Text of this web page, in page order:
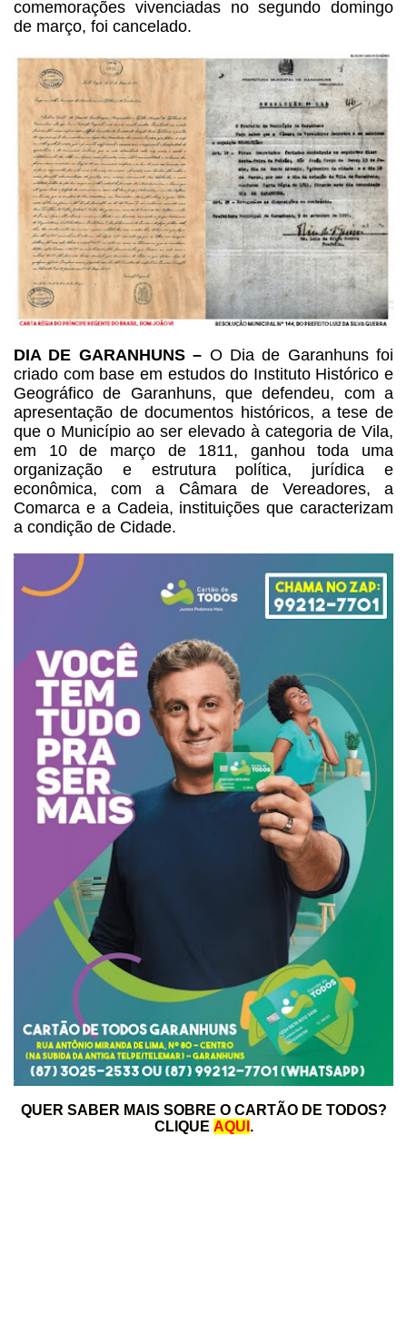
comemorações vivenciadas no segundo domingo
de março, foi cancelado.
DIA DE GARANHUNS – O Dia de Garanhuns foi
criado com base em estudos do Instituto Histórico e
Geográfico de Garanhuns, que defendeu, com a
apresentação de documentos históricos, a tese de
que o Município ao ser elevado à categoria de Vila,
em 10 de março de 1811, ganhou toda uma
organização e estrutura política, jurídica e
econômica, com a Câmara de Vereadores, a
Comarca e a Cadeia, instituições que caracterizam
a condição de Cidade.
QUER SABER MAIS SOBRE O CARTÃO DE TODOS?
CLIQUE AQUI .